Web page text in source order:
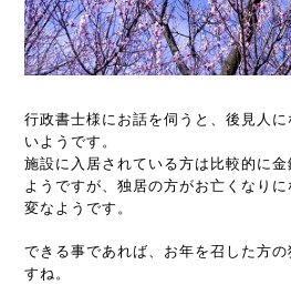
行政書士様にお話を伺うと、後見人
いようです。
施設に入居されている方は比較的に
ようですが、独居の方がお亡くなり
変なようです。
できる事であれば、お年を召した方
すね。